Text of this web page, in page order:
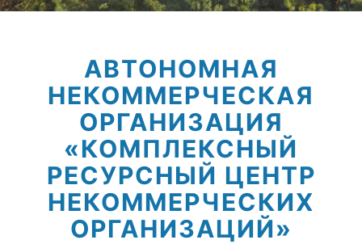
АВТОНОМНАЯ
НЕКОММЕРЧЕСКАЯ
ОРГАНИЗАЦИЯ
«КОМПЛЕКСНЫЙ
РЕСУРСНЫЙ ЦЕНТР
НЕКОММЕРЧЕСКИХ
ОРГАНИЗАЦИЙ»